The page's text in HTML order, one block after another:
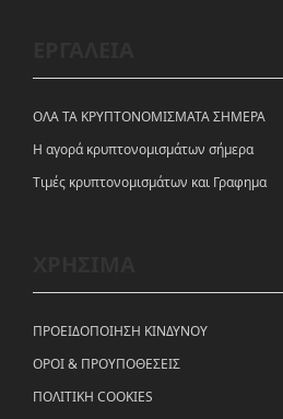
ΟΛΑ ΤΑ ΚΡΥΠΤΟΝΟΜΙΣΜΑΤΑ ΣΗΜΕΡΑ
Η αγορά κρυπτονομισμάτων σήμερα
Tιμές κρυπτονομισμάτων και Γραφημα
ΠΡΟΕΙΔΟΠΟΙΗΣΗ ΚΙΝΔΥΝΟΥ
ΟΡΟΙ & ΠΡΟΥΠΟΘΕΣΕΙΣ
ΠΟΛΙΤΙΚΗ COOKIES